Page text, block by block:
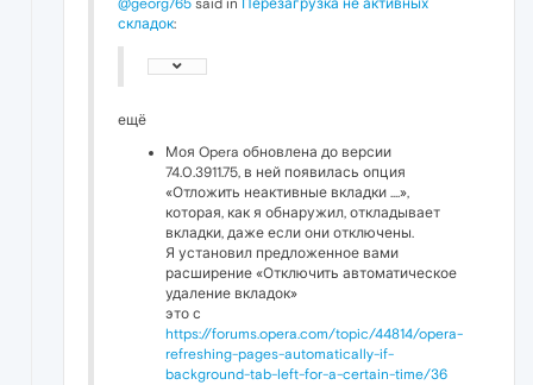
@georg765 said in Перезагрузка не активных
складок:
ещё
Моя Opera обновлена ​​до версии
74.0.3911.75, в ней появилась опция
«Отложить неактивные вкладки ....»,
которая, как я обнаружил, откладывает
вкладки, даже если они отключены.
Я установил предложенное вами
расширение «Отключить автоматическое
удаление вкладок»
это с
https://forums.opera.com/topic/44814/opera-
refreshing-pages-automatically-if-
background-tab-left-for-a-certain-time/36